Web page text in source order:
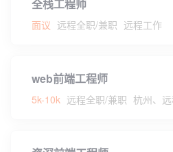
全栈工程师
面议 远程全职/兼职 远程工作
web前端工程师
5k-10k 远程全职/兼职 杭州、